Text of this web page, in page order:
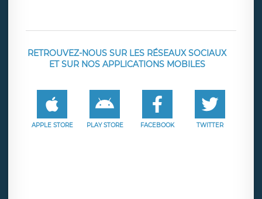
RETROUVEZ-NOUS SUR LES RÉSEAUX SOCIAUX
ET SUR NOS APPLICATIONS MOBILES
APPLE STORE PLAY STORE FACEBOOK TWITTER